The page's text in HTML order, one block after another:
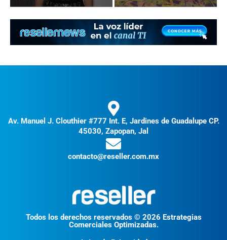
Av. Manuel J. Clouthier #777 Int. E, Jardines de Guadalupe CP.
45030, Zapopan, Jal
contacto@reseller.com.mx
Todos los derechos reservados © 2026 Estrategias
Comerciales Optimizadas.